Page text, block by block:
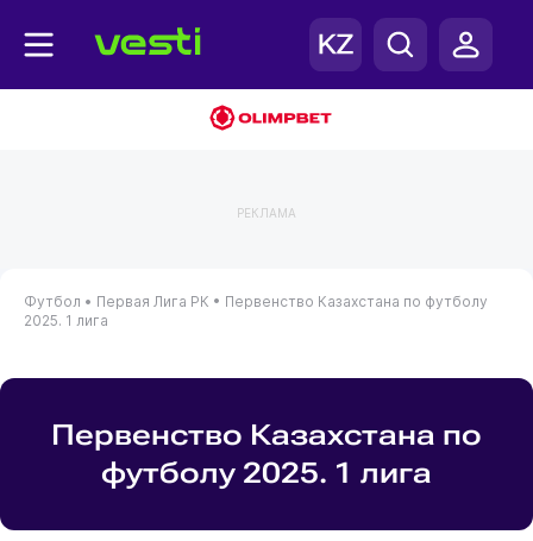
РЕКЛАМА
Футбол • Первая Лига РК • Первенство Казахстана по футболу
2025. 1 лига
Первенство Казахстана по
футболу 2025. 1 лига